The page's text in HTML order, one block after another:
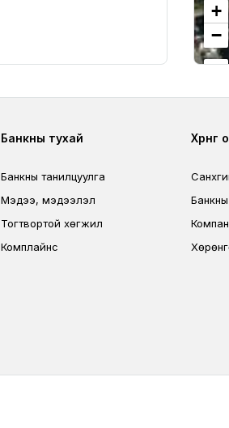
+
−
Footer
Банкны тухай
Банкны танилцуулга
Мэдээ, мэдээлэл
Тогтвортой хөгжил
Комплайнс
Банкны